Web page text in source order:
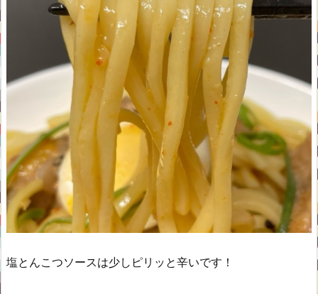
塩とんこつソースは少しピリッと辛いです！